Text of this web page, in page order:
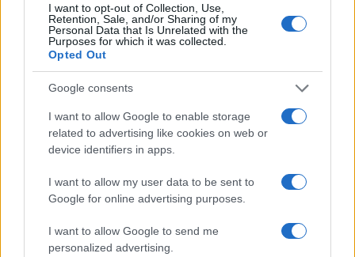
I want to opt-out of Collection, Use,
Retention, Sale, and/or Sharing of my
Personal Data that Is Unrelated with the
Purposes for which it was collected.
Opted Out
Google consents
I want to allow Google to enable storage
related to advertising like cookies on web or
device identifiers in apps.
I want to allow my user data to be sent to
Google for online advertising purposes.
I want to allow Google to send me
personalized advertising.
Continua a leggere